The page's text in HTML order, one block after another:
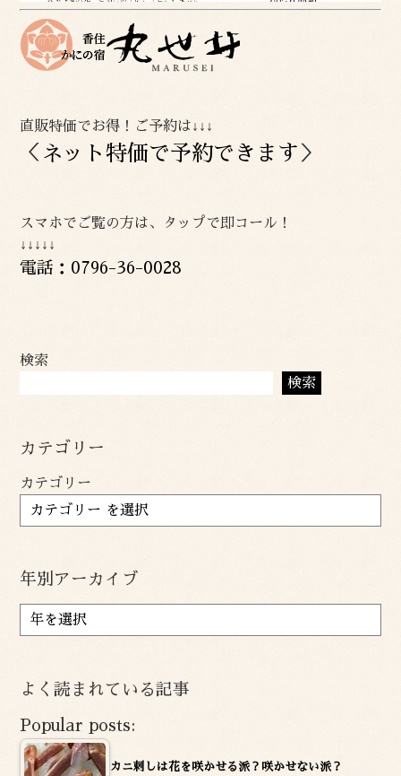
直販特価でお得！ご予約は↓↓↓
＜ ネット特価で予約できます ＞
スマホでご覧の方は、タップで即コール！
↓↓↓↓↓
電話：0796-36-0028
検索
検索
カテゴリー
カテゴリー
年別アーカイブ
ア
ー
ブ
よく読まれている記事
Popular posts:
カニ刺しは花を咲かせる派？咲かせない派？